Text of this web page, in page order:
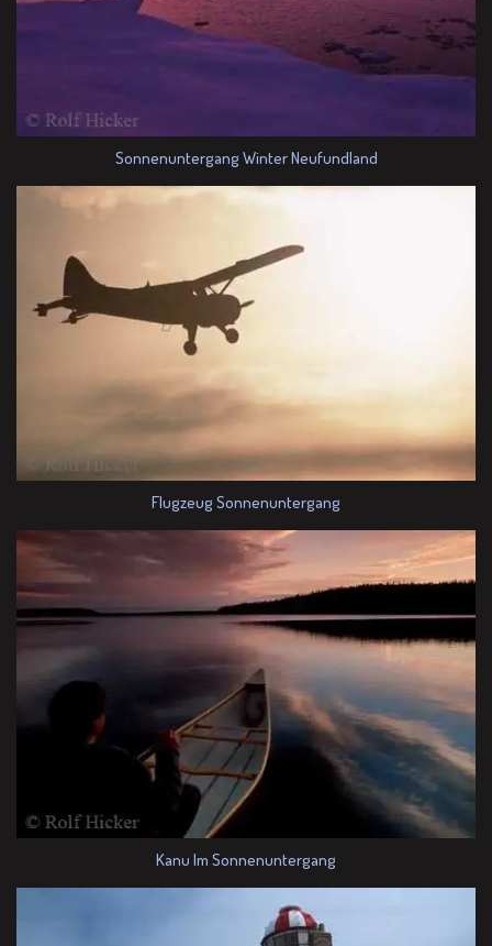
Sonnenuntergang Winter Neufundland
Flugzeug Sonnenuntergang
Kanu Im Sonnenuntergang